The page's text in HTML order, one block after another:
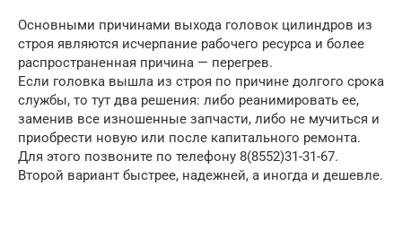
Основными причинами выхода головок цилиндров из
строя являются исчерпание рабочего ресурса и более
распространенная причина — перегрев.
Если головка вышла из строя по причине долгого срока
службы, то тут два решения: либо реанимировать ее,
заменив все изношенные запчасти, либо не мучиться и
приобрести новую или после капитального ремонта.
Для этого позвоните по телефону 8(8552)31-31-67.
Второй вариант быстрее, надежней, а иногда и дешевле.